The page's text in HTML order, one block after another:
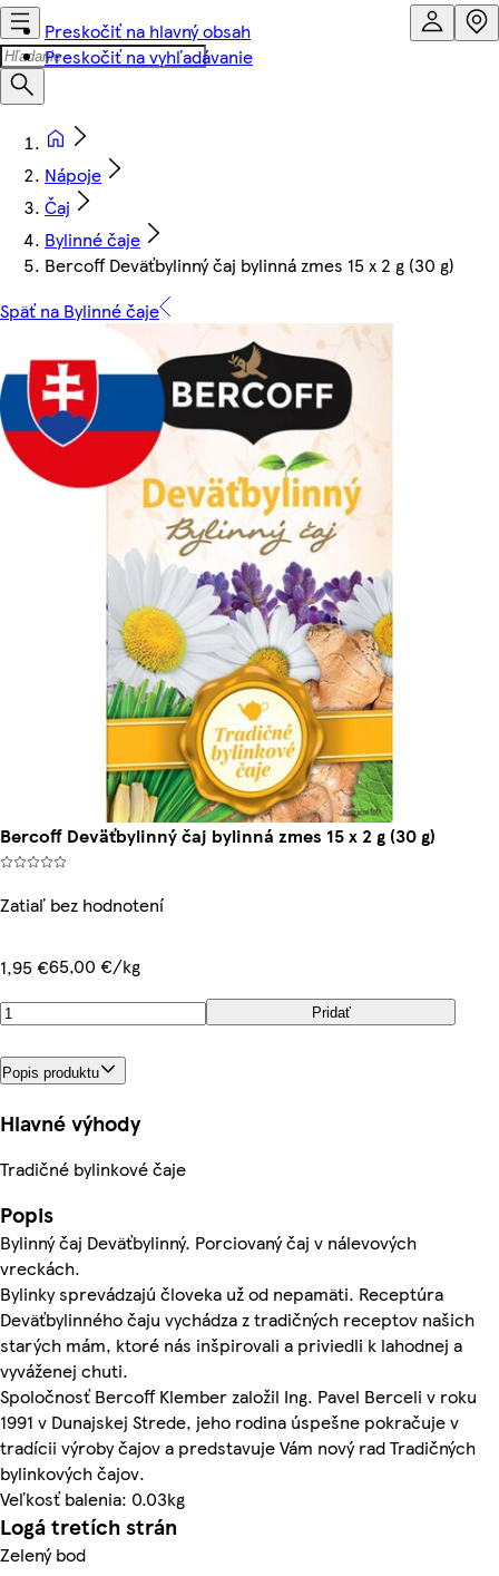
Preskočiť na hlavný obsah
Preskočiť na vyhľadávanie
Nápoje
Čaj
Bylinné čaje
Bercoff Deväťbylinný čaj bylinná zmes 15 x 2 g (30 g)
Späť na Bylinné čaje
Bercoff Deväťbylinný čaj bylinná zmes 15 x 2 g (30 g)
Zatiaľ bez hodnotení
1,95 €65,00 €/kg
Pridať
Popis produktu
Hlavné výhody
Tradičné bylinkové čaje
Popis
Bylinný čaj Deväťbylinný. Porciovaný čaj v nálevových
vreckách.
Bylinky sprevádzajú človeka už od nepamäti. Receptúra
Deväťbylinného čaju vychádza z tradičných receptov našich
starých mám, ktoré nás inšpirovali a priviedli k lahodnej a
vyváženej chuti.
Spoločnosť Bercoff Klember založil Ing. Pavel Berceli v roku
1991 v Dunajskej Strede, jeho rodina úspešne pokračuje v
tradícii výroby čajov a predstavuje Vám nový rad Tradičných
bylinkových čajov.
Veľkosť balenia: 0.03kg
Logá tretích strán
Zelený bod